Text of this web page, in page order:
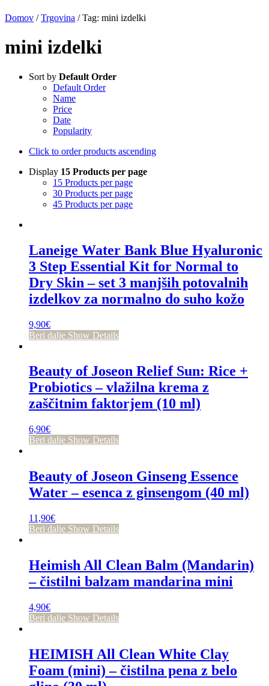
Domov / Trgovina / Tag: mini izdelki
mini izdelki
Sort by Default Order
Default Order
Name
Price
Date
Popularity
Click to order products ascending
Display 15 Products per page
15 Products per page
30 Products per page
45 Products per page
Laneige Water Bank Blue Hyaluronic
3 Step Essential Kit for Normal to
Dry Skin – set 3 manjših potovalnih
izdelkov za normalno do suho kožo
9,90€
Beri dalje Show Details
Beauty of Joseon Relief Sun: Rice +
Probiotics – vlažilna krema z
zaščitnim faktorjem (10 ml)
6,90€
Beri dalje Show Details
Beauty of Joseon Ginseng Essence
Water – esenca z ginsengom (40 ml)
11,90€
Beri dalje Show Details
Heimish All Clean Balm (Mandarin)
– čistilni balzam mandarina mini
4,90€
Beri dalje Show Details
HEIMISH All Clean White Clay
Foam (mini) – čistilna pena z belo